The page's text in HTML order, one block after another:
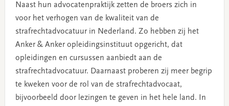
Naast hun advocatenpraktijk zetten de broers zich in
voor het verhogen van de kwaliteit van de
strafrechtadvocatuur in Nederland. Zo hebben zij het
Anker & Anker opleidingsinstituut opgericht, dat
opleidingen en cursussen aanbiedt aan de
strafrechtadvocatuur. Daarnaast proberen zij meer begrip
te kweken voor de rol van de strafrechtadvocaat,
bijvoorbeeld door lezingen te geven in het hele land. In